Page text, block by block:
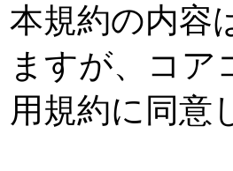
本規約の内容
ますが、コア
用規約に同意